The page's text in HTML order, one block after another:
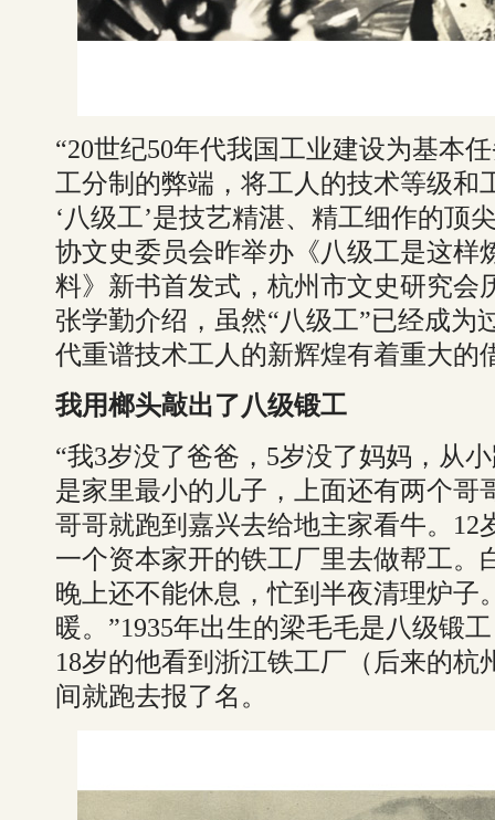
“20世纪50年代我国工业建设为基本
工分制的弊端，将工人的技术等级和
‘八级工’是技艺精湛、精工细作的顶
协文史委员会昨举办《八级工是这
料》新书首发式，杭州市文史研究会
张学勤介绍，虽然“八级工”已经成为
代重谱技术工人的新辉煌有着重大的
我用榔头敲出了八级锻工
“我3岁没了爸爸，5岁没了妈妈，从
是家里最小的儿子，上面还有两个哥
哥哥就跑到嘉兴去给地主家看牛。12
一个资本家开的铁工厂里去做帮工。
晚上还不能休息，忙到半夜清理炉子
暖。”1935年出生的梁毛毛是八级锻
18岁的他看到浙江铁工厂（后来的杭
间就跑去报了名。